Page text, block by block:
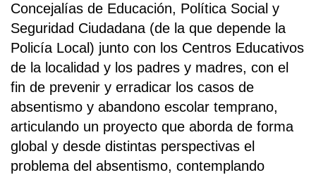
Concejalías de Educación, Política Social y
Seguridad Ciudadana (de la que depende la
Policía Local) junto con los Centros Educativos
de la localidad y los padres y madres, con el
fin de prevenir y erradicar los casos de
absentismo y abandono escolar temprano,
articulando un proyecto que aborda de forma
global y desde distintas perspectivas el
problema del absentismo, contemplando